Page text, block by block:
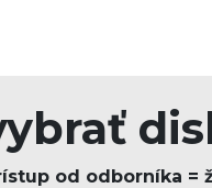
od odborníka =